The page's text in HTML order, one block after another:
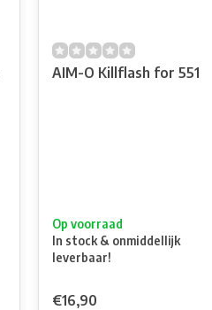
AIM-O Killflash for 551
Op voorraad
In stock & onmiddellijk
leverbaar!
€16,90